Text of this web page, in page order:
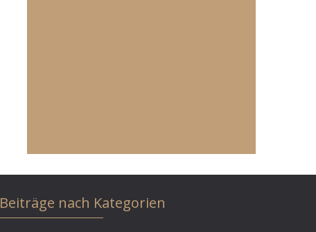
Beiträge nach Kategorien